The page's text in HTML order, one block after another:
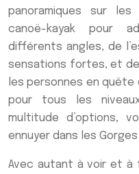
panoramiques sur
canoë-kayak pour
différents angles, de
sensations fortes, et
les personnes en
pour tous les
multitude d’options,
ennuyer dans les Gorges
Avec autant à voir et à